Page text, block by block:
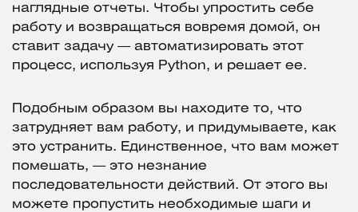
наглядные отчеты. Чтобы упростить себе
работу и возвращаться вовремя домой, он
ставит задачу — автоматизировать этот
процесс, используя Python, и решает ее.
Подобным образом вы находите то, что
затрудняет вам работу, и придумываете, как
это устранить. Единственное, что вам может
помешать, — это незнание
последовательности действий. От этого вы
можете пропустить необходимые шаги и